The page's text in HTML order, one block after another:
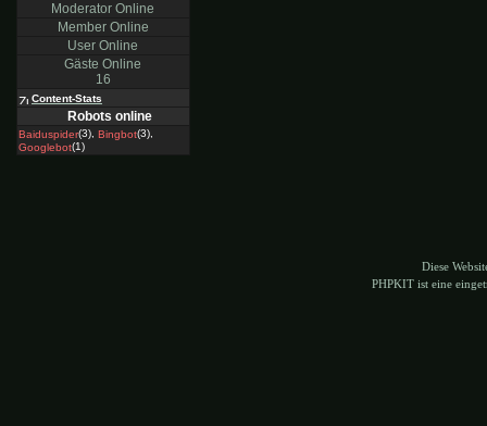
Moderator Online
Member Online
User Online
Gäste Online
16
Content-Stats
Robots online
Baiduspider(3), Bingbot(3),
Googlebot(1)
Diese
PHPKIT ist eine